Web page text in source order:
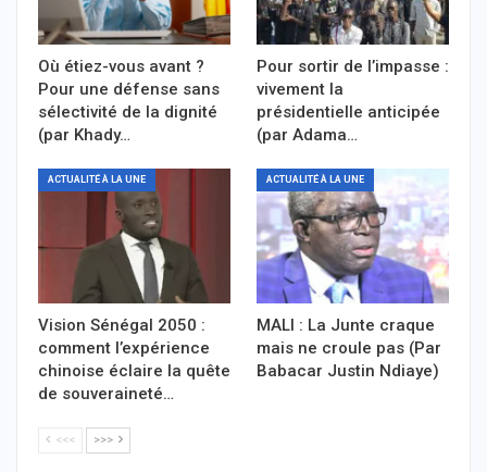
Où étiez-vous avant ?
Pour une défense sans
sélectivité de la dignité
(par Khady…
Pour sortir de l’impasse :
vivement la
présidentielle anticipée
(par Adama…
ACTUALITÉ À LA UNE
Vision Sénégal 2050 :
comment l’expérience
chinoise éclaire la quête
de souveraineté…
ACTUALITÉ À LA UNE
MALI : La Junte craque
mais ne croule pas (Par
Babacar Justin Ndiaye)
<<< >>>